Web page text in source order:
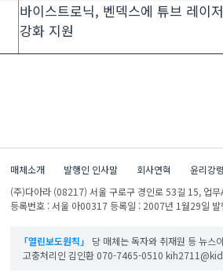
바이스트로닉, 벤덱스에 튜브 레이
강화 지원
매체소개 발행인 인사말 회사연혁 윤리강령
(주)다아라 (08217) 서울 구로구 경인로 53길 15,업무
등록번호 : 서울 아00317 등록일 : 2007년 1월29일
「열린보도원칙」
당 매체는 독자와 취재원 등 뉴스
고충처리인 김인환 070-7465-0510